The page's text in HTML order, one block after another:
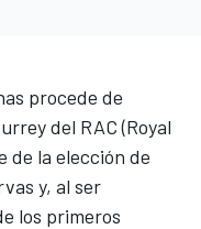
procede de
del RAC (Royal
de la elección de
y, al ser
los primeros